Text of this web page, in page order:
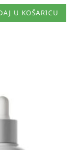
U KOŠARICU